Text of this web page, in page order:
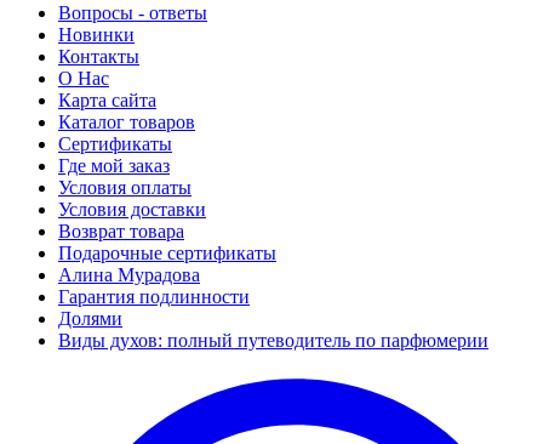
Вопросы - ответы
Новинки
Контакты
О Нас
Карта сайта
Каталог товаров
Сертификаты
Где мой заказ
Условия оплаты
Условия доставки
Возврат товара
Подарочные сертификаты
Алина Мурадова
Гарантия подлинности
Долями
Виды духов: полный путеводитель по парфюмерии